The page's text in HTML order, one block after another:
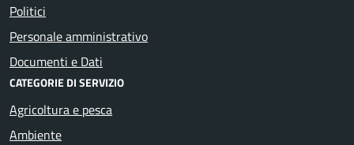
Politici
Personale amministrativo
Documenti e Dati
CATEGORIE DI SERVIZIO
Agricoltura e pesca
Ambiente